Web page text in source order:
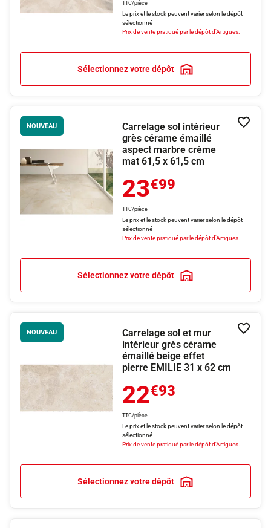
TTC/pièce
Le prix et le stock peuvent varier selon le dépôt
sélectionné
Prix de vente pratiqué par le dépôt d'Artigues.
Sélectionnez votre dépôt
NOUVEAU
Carrelage sol intérieur
grès cérame émaillé
aspect marbre crème
mat 61,5 x 61,5 cm
23€99
TTC/pièce
Le prix et le stock peuvent varier selon le dépôt
sélectionné
Prix de vente pratiqué par le dépôt d'Artigues.
Sélectionnez votre dépôt
NOUVEAU
Carrelage sol et mur
intérieur grès cérame
émaillé beige effet
pierre EMILIE 31 x 62 cm
22€93
TTC/pièce
Le prix et le stock peuvent varier selon le dépôt
sélectionné
Prix de vente pratiqué par le dépôt d'Artigues.
Sélectionnez votre dépôt